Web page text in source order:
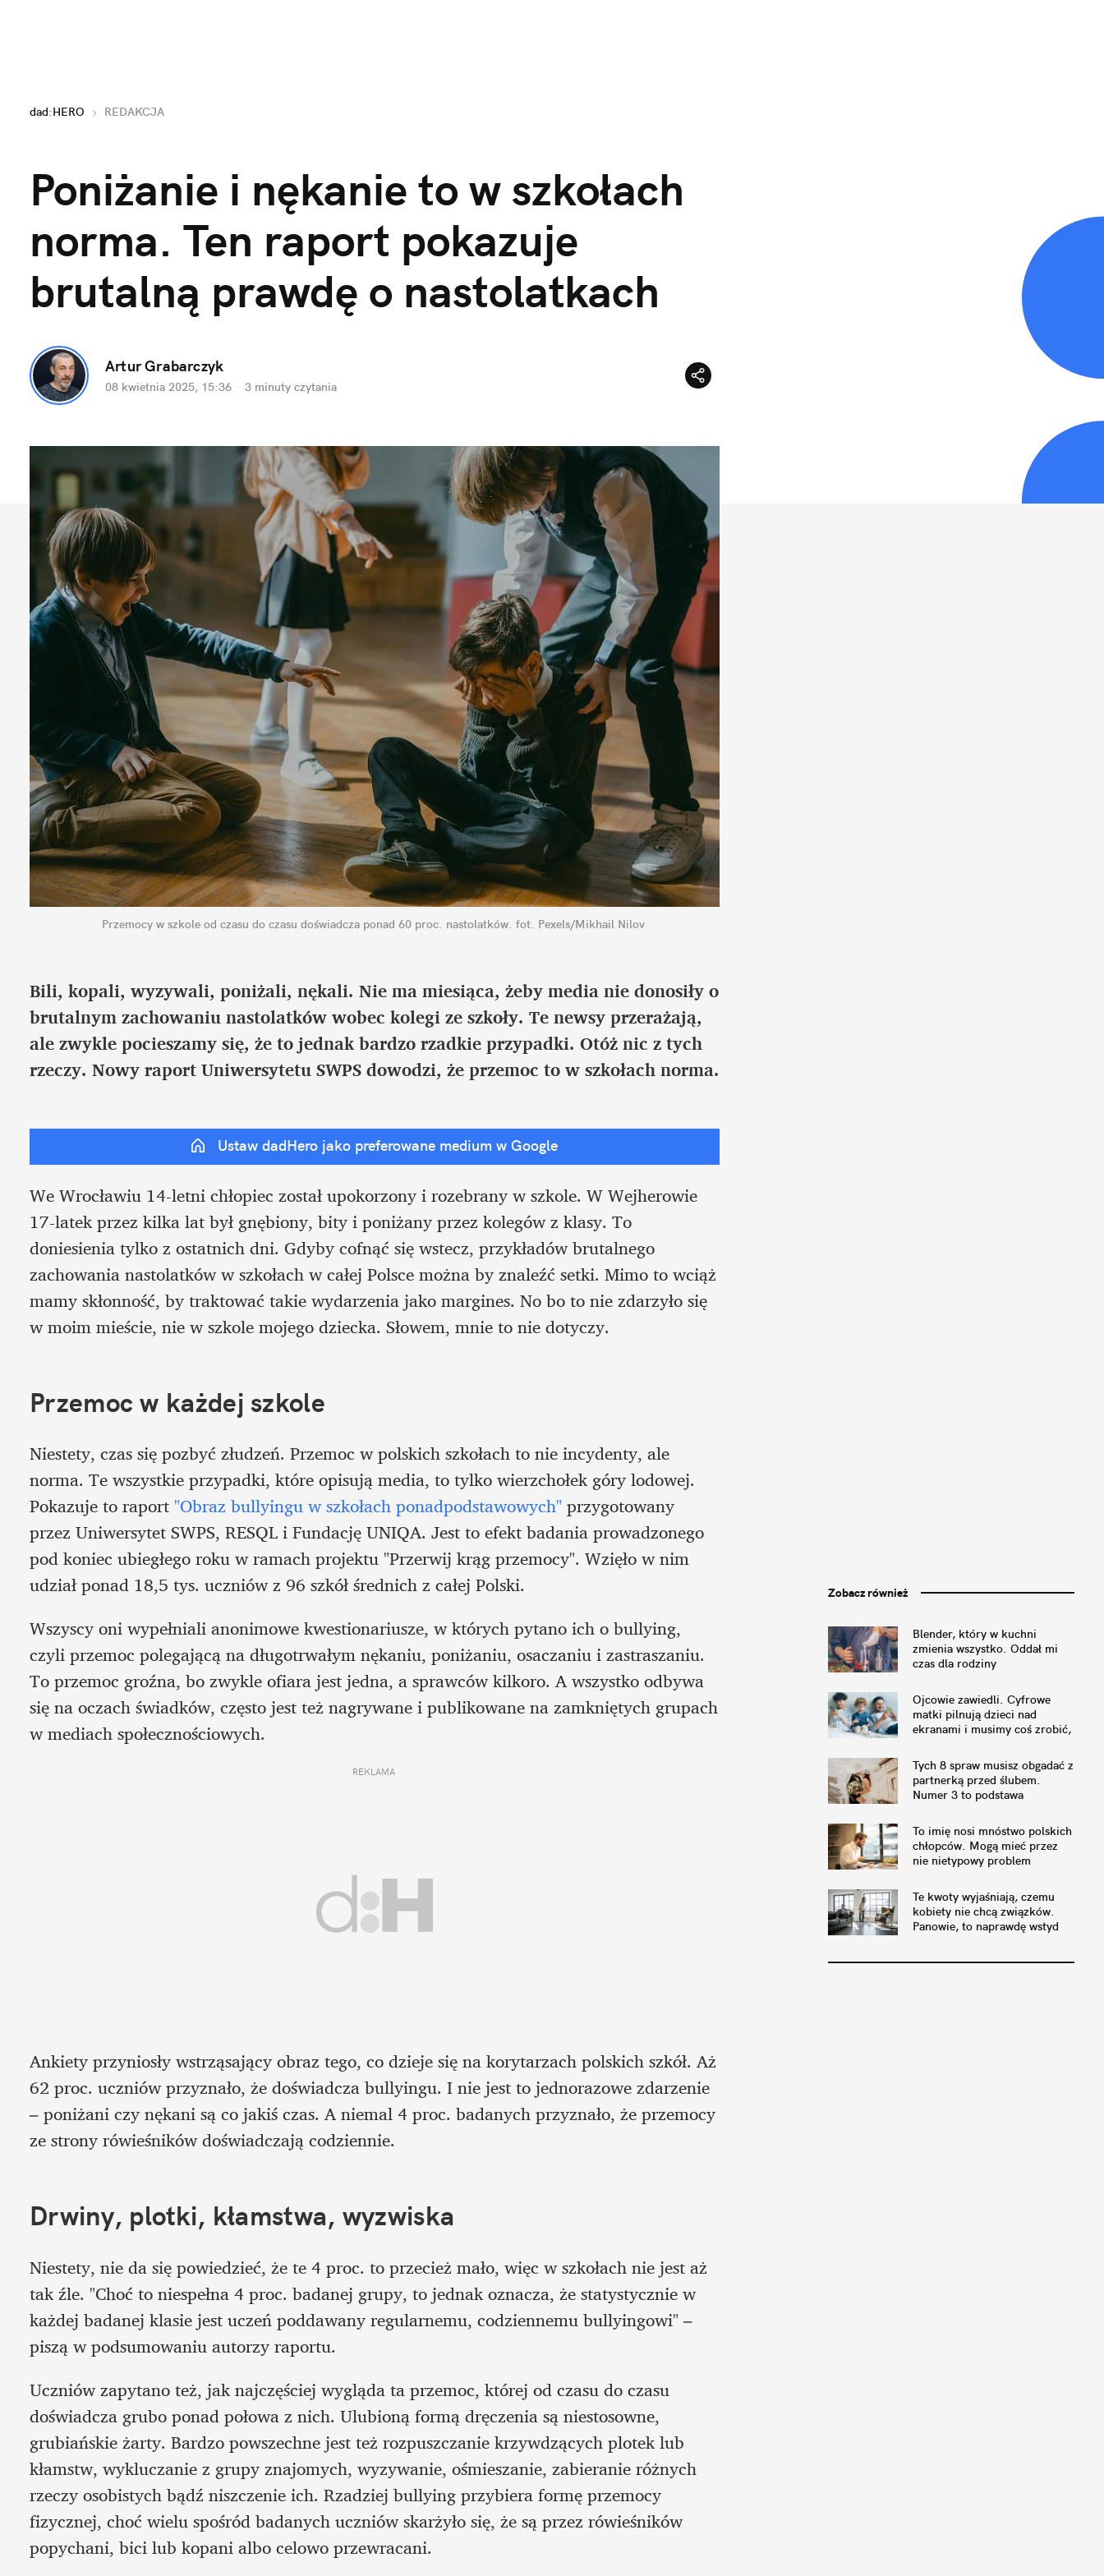
dad:HERO REDAKCJA
Poniżanie i nękanie to w szkołach
norma. Ten raport pokazuje
brutalną prawdę o nastolatkach
Artur Grabarczyk
08 kwietnia 2025, 15:36 · 3 minuty czytania
Przemocy w szkole od czasu do czasu doświadcza ponad 60 proc. nastolatków. fot. Pexels/Mikhail Nilov
Bili, kopali, wyzywali, poniżali, nękali. Nie ma miesiąca, żeby media nie donosiły o
brutalnym zachowaniu nastolatków wobec kolegi ze szkoły. Te newsy przerażają,
ale zwykle pocieszamy się, że to jednak bardzo rzadkie przypadki. Otóż nic z tych
rzeczy. Nowy raport Uniwersytetu SWPS dowodzi, że przemoc to w szkołach norma.
Ustaw dadHero jako preferowane medium w Google
We Wrocławiu 14-letni chłopiec został upokorzony i rozebrany w szkole. W Wejherowie
17-latek przez kilka lat był gnębiony, bity i poniżany przez kolegów z klasy. To
doniesienia tylko z ostatnich dni. Gdyby cofnąć się wstecz, przykładów brutalnego
zachowania nastolatków w szkołach w całej Polsce można by znaleźć setki. Mimo to wciąż
mamy skłonność, by traktować takie wydarzenia jako margines. No bo to nie zdarzyło się
w moim mieście, nie w szkole mojego dziecka. Słowem, mnie to nie dotyczy.
Przemoc w każdej szkole
Niestety, czas się pozbyć złudzeń. Przemoc w polskich szkołach to nie incydenty, ale
norma. Te wszystkie przypadki, które opisują media, to tylko wierzchołek góry lodowej.
Pokazuje to raport "Obraz bullyingu w szkołach ponadpodstawowych" przygotowany
przez Uniwersytet SWPS, RESQL i Fundację UNIQA. Jest to efekt badania prowadzonego
pod koniec ubiegłego roku w ramach projektu "Przerwij krąg przemocy". Wzięło w nim
udział ponad 18,5 tys. uczniów z 96 szkół średnich z całej Polski.
Wszyscy oni wypełniali anonimowe kwestionariusze, w których pytano ich o bullying,
czyli przemoc polegającą na długotrwałym nękaniu, poniżaniu, osaczaniu i zastraszaniu.
To przemoc groźna, bo zwykle ofiara jest jedna, a sprawców kilkoro. A wszystko odbywa
się na oczach świadków, często jest też nagrywane i publikowane na zamkniętych grupach
w mediach społecznościowych.
REKLAMA
Ankiety przyniosły wstrząsający obraz tego, co dzieje się na korytarzach polskich szkół. Aż
62 proc. uczniów przyznało, że doświadcza bullyingu. I nie jest to jednorazowe zdarzenie
– poniżani czy nękani są co jakiś czas. A niemal 4 proc. badanych przyznało, że przemocy
ze strony rówieśników doświadczają codziennie.
Drwiny, plotki, kłamstwa, wyzwiska
Niestety, nie da się powiedzieć, że te 4 proc. to przecież mało, więc w szkołach nie jest aż
tak źle. "Choć to niespełna 4 proc. badanej grupy, to jednak oznacza, że statystycznie w
każdej badanej klasie jest uczeń poddawany regularnemu, codziennemu bullyingowi" –
piszą w podsumowaniu autorzy raportu.
Uczniów zapytano też, jak najczęściej wygląda ta przemoc, której od czasu do czasu
doświadcza grubo ponad połowa z nich. Ulubioną formą dręczenia są niestosowne,
grubiańskie żarty. Bardzo powszechne jest też rozpuszczanie krzywdzących plotek lub
kłamstw, wykluczanie z grupy znajomych, wyzywanie, ośmieszanie, zabieranie różnych
rzeczy osobistych bądź niszczenie ich. Rzadziej bullying przybiera formę przemocy
fizycznej, choć wielu spośród badanych uczniów skarżyło się, że są przez rówieśników
popychani, bici lub kopani albo celowo przewracani.
Zobacz również
Blender, który w kuchni
zmienia wszystko. Oddał mi
czas dla rodziny
Ojcowie zawiedli. Cyfrowe
matki pilnują dzieci nad
ekranami i musimy coś zrobić,
Tych 8 spraw musisz obgadać z
partnerką przed ślubem.
Numer 3 to podstawa
To imię nosi mnóstwo polskich
chłopców. Mogą mieć przez
nie nietypowy problem
Te kwoty wyjaśniają, czemu
kobiety nie chcą związków.
Panowie, to naprawdę wstyd